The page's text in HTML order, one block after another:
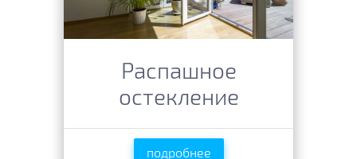
Распашное
остекление
подробнее